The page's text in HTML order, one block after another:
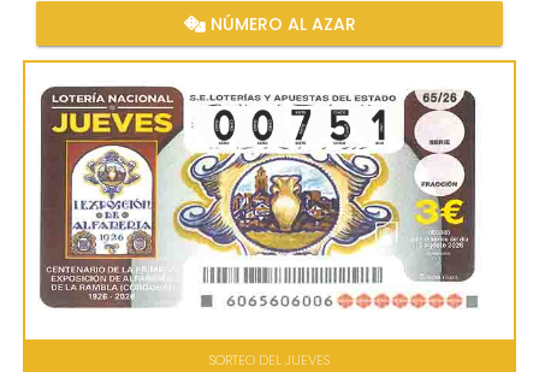
NÚMERO AL AZAR
SORTEO DEL JUEVES